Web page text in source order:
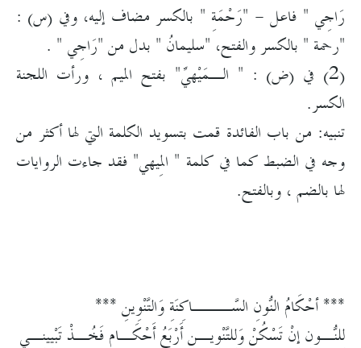
رَاجِي " فاعل - "رَحْمَةِ " بالكسر مضاف إليه، وفي (س) :
"رحمة " بالكسر والفتح، "سليمانُ " بدل من "رَاجِي " .
(2) في (ض) : " الـمَيْهيِّ" بفتح الميم ، ورأت اللجنة
الكسر.
تنبيه: من باب الفائدة قمت بتسويد الكلمة التي لها أكثر من
وجه في الضبط كما في كلمة " المِيهي" فقد جاءت الروايات
لها بالضم ، وبالفتح.
*** أحْكَامُ النُّونِ السَّـــاكِنَةِ وَالتَّنْوِينِ ***
لِلنُّـونِ إِنْ تَسْكُنْ وَلِلتَّنْوِيـنِ أَرْبَعُ أَحْكَـامٍ فَخُـذْ تَبْيِينِـي